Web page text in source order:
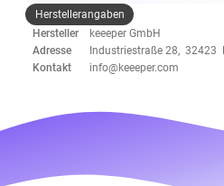
Herstellerangaben
Hersteller
keeeper GmbH
Adresse
Industriestraße 28, 32423
Kontakt
info@keeeper.com